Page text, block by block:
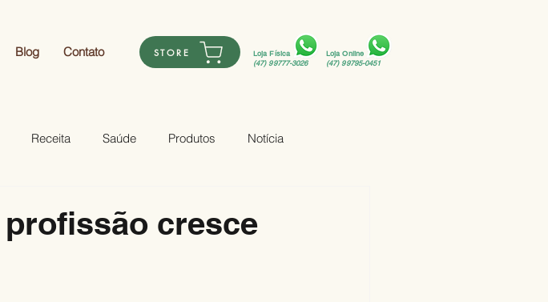
Blog Contato STORE
Loja Física
(47) 99777-3026
Loja Online
(47) 99795-0451
Receita Saúde Produtos Notícia
cresce